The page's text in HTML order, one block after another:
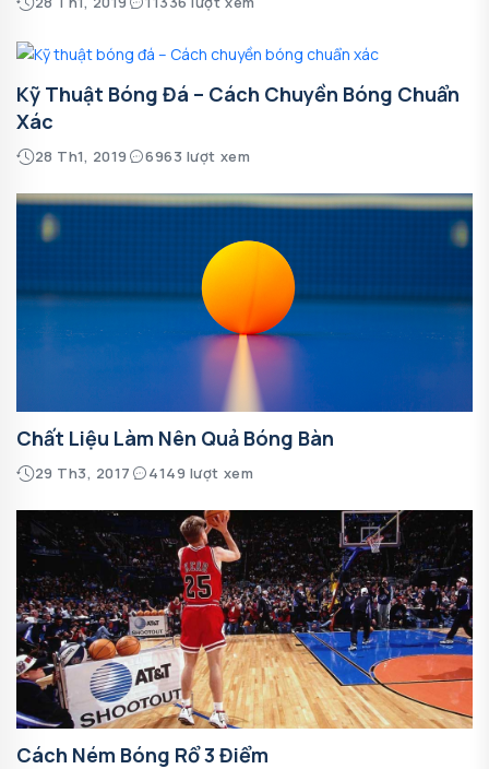
Kỹ Thuật Bóng Đá – Cách Chuyền Bóng Chuẩn
Xác
28 Th1, 2019 6963 lượt xem
Chất Liệu Làm Nên Quả Bóng Bàn
29 Th3, 2017 4149 lượt xem
Cách Ném Bóng Rổ 3 Điểm